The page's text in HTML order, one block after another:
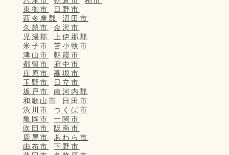
東御市
日野市
西多摩郡
沼田市
久慈市
金沢市
児湯郡
上伊那郡
米子市
苫小牧市
津山市
朝霞市
都留市
府中市
庄原市
高槻市
玉野市
日立市
坂戸市
南河内郡
和歌山市
日田市
渋川市
つくば市
亀岡市
一関市
吹田市
阪南市
鹿屋市
あわら市
由布市
下野市